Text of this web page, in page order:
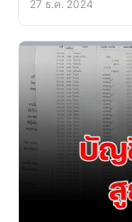
27 ธ.ค. 2024